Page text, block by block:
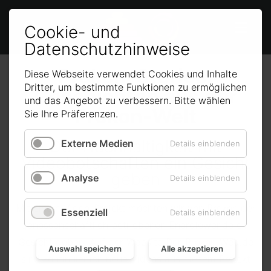

Prokon-Stories:
Geschichten aus der
Prokon-Welt
Der Nachhaltigkeit mit
Videobotschaften ein Gesicht
Mit einem Video-Projekt möchten wir von Prokon der
genossenschaftlich betriebenen Energiewende ein
sind kontinuierlich neue Videos aus diesem Projekt
Cookie- und
Datenschutzhinweise
Diese Webseite verwendet Cookies und Inhalte
Dritter, um bestimmte Funktionen zu ermöglichen
und das Angebot zu verbessern. Bitte wählen
Sie Ihre Präferenzen.
Externe Medien Details einblenden
Analyse Details einblenden
Essenziell Details einblenden
Auswahl speichern Alle akzeptieren